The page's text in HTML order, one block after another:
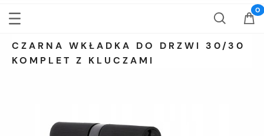
CZARNA WKŁADKA DO DRZWI 30/30
KOMPLET Z KLUCZAMI